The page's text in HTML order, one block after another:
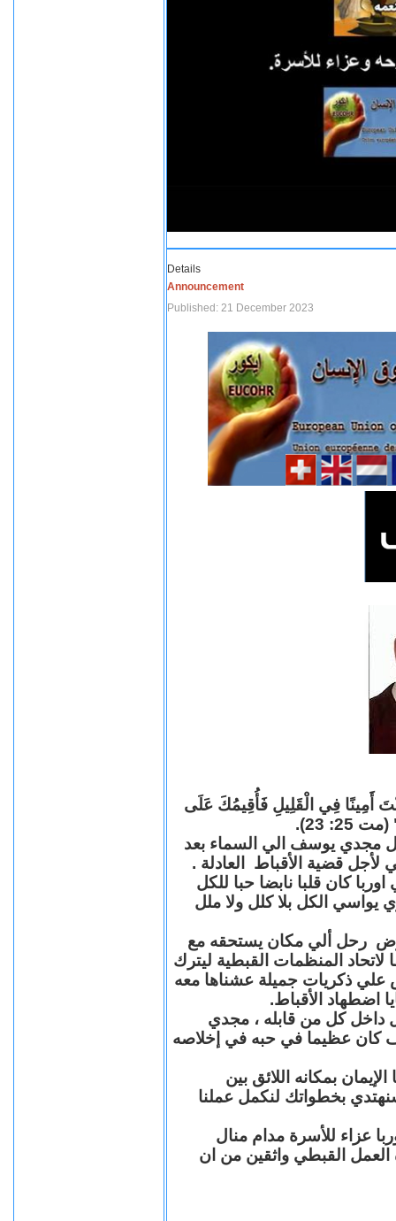
Details
Announcement
Published: 21 December 2023
أَمِينًا فِي الْقَلِيلِ فَأُقِيمُكَ عَلَى
23).
مجدي يوسف الي السماء بعد
قضية الأقباط العادلة .
كان قلبا نابضا حبا للكل
يواسي الكل بلا كلل ولا ملل
رحل ألي مكان يستحقه مع
المنظمات القبطية ليترك
علي ذكريات جميلة عشناها معه
اضطهاد الأقباط.
داخل كل من قابله ، مجدي
عظيما في حبه في إخلاصه
بمكانه اللائق بين
بخطواتك لنكمل عملنا
عزاء للأسرة مدام منال
العمل القبطي واثقين من ان